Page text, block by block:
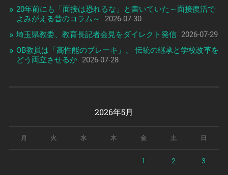
20年前にも「面接は恐れるな」と書いていた～面接復活で
よみがえる昔のコラム～
2026-07-30
埼玉県教委、教育長記者会見をダイレクト発信 2026-07-29
OB教員は「高性能のブレーキ」、 伝統の継承と学校改革を
どう両立させるか 2026-07-28
2026年5月
月 火 水 木 金 土 日
1 2 3